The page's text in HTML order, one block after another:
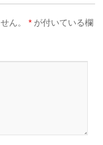
ん。 * が付いている欄